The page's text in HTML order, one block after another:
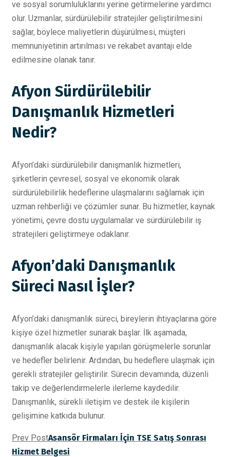
ve sosyal sorumluluklarını yerine getirmelerine yardımcı
olur. Uzmanlar, sürdürülebilir stratejiler geliştirilmesini
sağlar, böylece maliyetlerin düşürülmesi, müşteri
memnuniyetinin artırılması ve rekabet avantajı elde
edilmesine olanak tanır.
Afyon Sürdürülebilir
Danışmanlık Hizmetleri
Nedir?
Afyon’daki sürdürülebilir danışmanlık hizmetleri,
şirketlerin çevresel, sosyal ve ekonomik olarak
sürdürülebilirlik hedeflerine ulaşmalarını sağlamak için
uzman rehberliği ve çözümler sunar. Bu hizmetler, kaynak
yönetimi, çevre dostu uygulamalar ve sürdürülebilir iş
stratejileri geliştirmeye odaklanır.
Afyon’daki Danışmanlık
Süreci Nasıl İşler?
Afyon’daki danışmanlık süreci, bireylerin ihtiyaçlarına göre
kişiye özel hizmetler sunarak başlar. İlk aşamada,
danışmanlık alacak kişiyle yapılan görüşmelerle sorunlar
ve hedefler belirlenir. Ardından, bu hedeflere ulaşmak için
gerekli stratejiler geliştirilir. Sürecin devamında, düzenli
takip ve değerlendirmelerle ilerleme kaydedilir.
Danışmanlık, sürekli iletişim ve destek ile kişilerin
gelişimine katkıda bulunur.
Prev PostAsansör Firmaları İçin TSE Satış Sonrası
Hizmet Belgesi